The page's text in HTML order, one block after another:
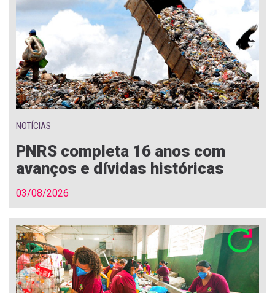
NOTÍCIAS
PNRS completa 16 anos com
avanços e dívidas históricas
03/08/2026